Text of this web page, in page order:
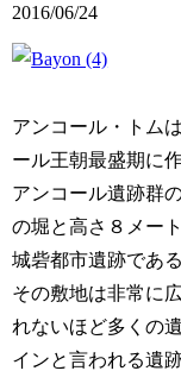
2016/06/24
アンコール・トム
ール王朝最盛期に
アンコール遺跡群
の堀と高さ８メー
城砦都市遺跡である
その敷地は非常に
れないほど多くの
インと言われる遺